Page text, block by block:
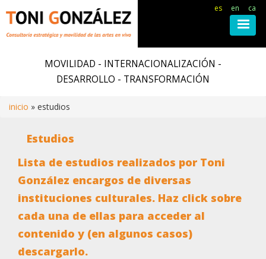
MOVILIDAD - INTERNACIONALIZACIÓN -
DESARROLLO - TRANSFORMACIÓN
de
navegación
inicio estudios
es en ca
Estudios
Lista de estudios realizados por Toni
González encargos de diversas
instituciones culturales. Haz click sobre
cada una de ellas para acceder al
contenido y (en algunos casos)
descargarlo.